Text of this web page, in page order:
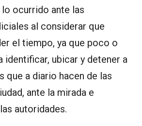
ocurrido ante las
al considerar que
el tiempo, ya que poco o
identificar, ubicar y detener a
que a diario hacen de las
ante la mirada e
autoridades.